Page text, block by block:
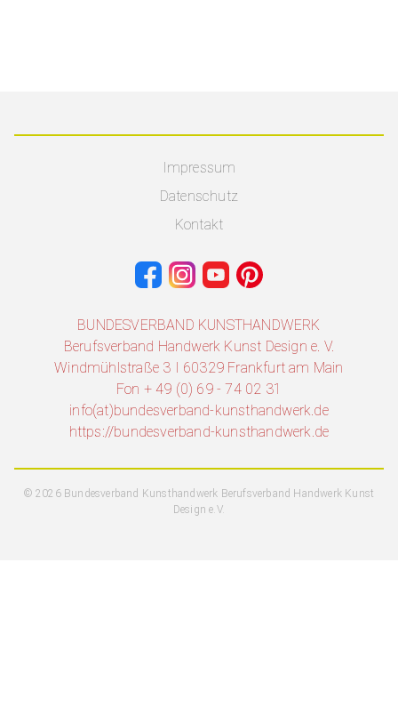
Impressum
Datenschutz
Kontakt
BUNDESVERBAND KUNSTHANDWERK
Berufsverband Handwerk Kunst Design e. V.
Windmühlstraße 3 I 60329 Frankfurt am Main
Fon + 49 (0) 69 - 74 02 31
info(at)bundesverband-kunsthandwerk.de
https://bundesverband-kunsthandwerk.de
© 2026 Bundesverband Kunsthandwerk Berufsverband Handwerk Kunst
Design e.V.